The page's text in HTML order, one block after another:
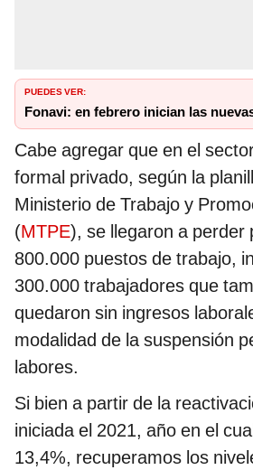
PUEDES VER:
Fonavi: en febrero inician las
Cabe agregar que en el
formal privado, según la
Ministerio de Trabajo y
(MTPE), se llegaron a perder
800.000 puestos de trabajo,
300.000 trabajadores que
quedaron sin ingresos
modalidad de la suspensión
labores.
Si bien a partir de la
iniciada el 2021, año en el
13,4%, recuperamos los